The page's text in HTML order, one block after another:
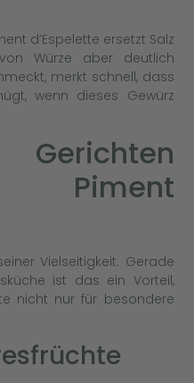
d’Espelette ersetzt Salz
Würze aber deutlich
merkt schnell, dass
wenn dieses Gewürz
Gerichten
Vielseitigkeit. Gerade
ist das ein Vorteil,
nicht nur für besondere